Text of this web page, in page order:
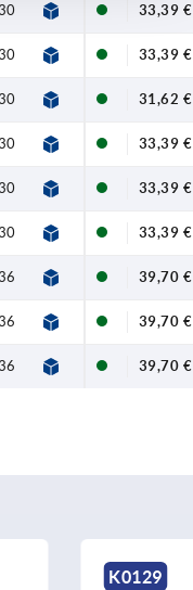
33,39 €
33,39 €
31,62 €
33,39 €
33,39 €
33,39 €
39,70 €
39,70 €
39,70 €
K0176